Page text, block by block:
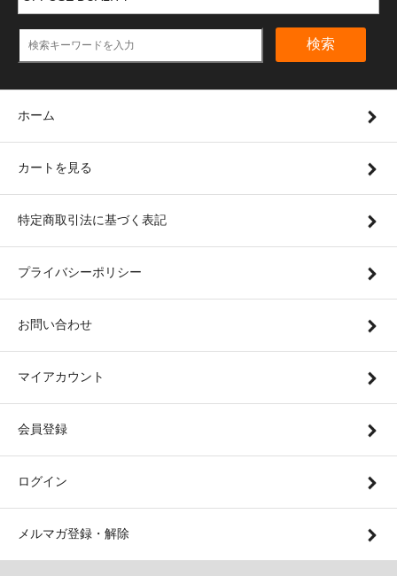
検索
ホーム
カートを見る
特定商取引法に基づく表記
プライバシーポリシー
お問い合わせ
マイアカウント
会員登録
ログイン
メルマガ登録・解除